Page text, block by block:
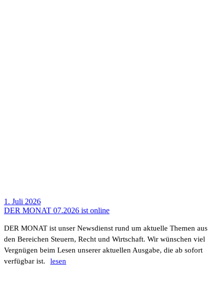
1. Juli 2026
DER MONAT 07.2026 ist online
DER MONAT ist unser News­dienst rund um aktu­elle Themen aus
den Berei­chen Steuern, Recht und Wirt­schaft. Wir wünschen viel
Vergnügen beim Lesen unserer aktu­ellen Ausgabe, die ab sofort
verfügbar ist.
lesen